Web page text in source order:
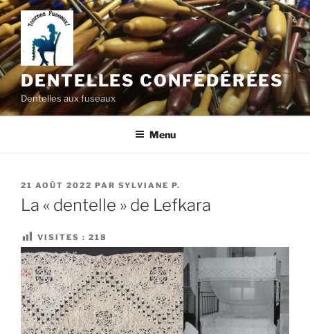
Aller
au
contenu
principal
DENTELLES CONFÉDÉRÉES
Dentelles aux fuseaux
Menu
PUBLIÉ
LE
21 AOÛT 2022 PAR SYLVIANE P.
La « dentelle » de Lefkara
VISITES : 218